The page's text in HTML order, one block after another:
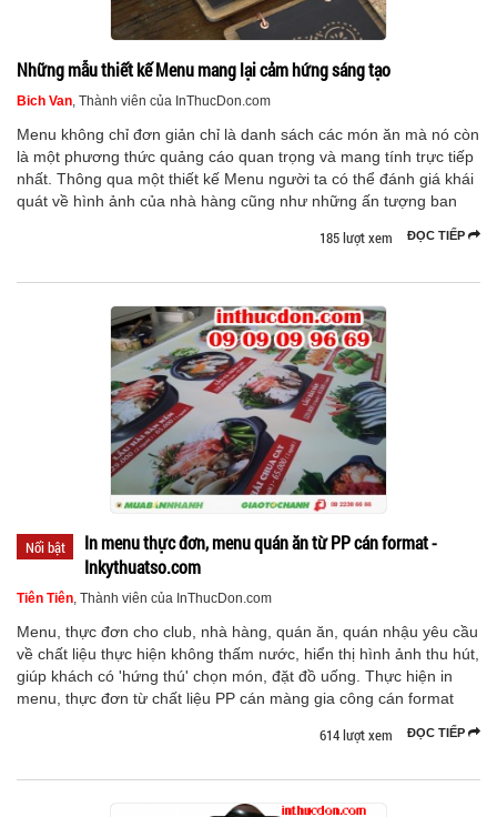
Những mẫu thiết kế Menu mang lại cảm hứng sáng tạo
Bich Van, Thành viên của InThucDon.com
Menu không chỉ đơn giản chỉ là danh sách các món ăn mà nó còn
là một phương thức quảng cáo quan trọng và mang tính trực tiếp
nhất. Thông qua một thiết kế Menu người ta có thể đánh giá khái
quát về hình ảnh của nhà hàng cũng như những ấn tượng ban
ĐỌC TIẾP
185 lượt xem
Nổi bật
In menu thực đơn, menu quán ăn từ PP cán format -
Inkythuatso.com
Tiên Tiên, Thành viên của InThucDon.com
Menu, thực đơn cho club, nhà hàng, quán ăn, quán nhậu yêu cầu
về chất liệu thực hiện không thấm nước, hiển thị hình ảnh thu hút,
giúp khách có 'hứng thú' chọn món, đặt đồ uống. Thực hiện in
menu, thực đơn từ chất liệu PP cán màng gia công cán format
ĐỌC TIẾP
614 lượt xem